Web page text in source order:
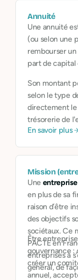
Annuité
Une annuité
(ou selon une
rembourser
part de
Son montant
selon le type
directement le
trésorerie de
En savoir plus
Mission
Une
en plus de sa
raison d’être
des objectifs
sociétaux. Ce
PACTE en
entreprises à
général, de
Être
gouvernance :
créer un
annuel,